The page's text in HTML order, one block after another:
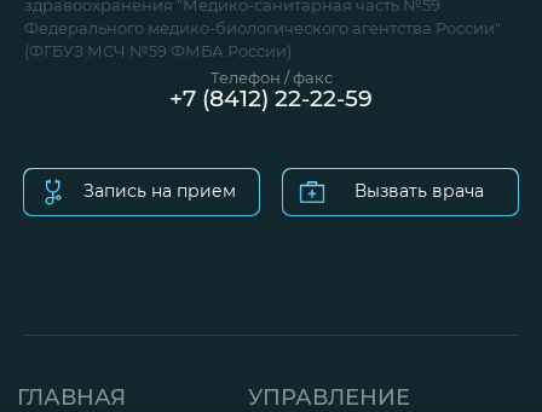
здравоохранения "Медико-санитарная часть №59
Федерального медико-биологического агентства России"
(ФГБУЗ МСЧ №59 ФМБА России)
ГЛАВНАЯ
УПРАВЛЕНИЕ
Запись на прием Вызвать врача
Телефон / факс
+7 (8412) 22-22-59